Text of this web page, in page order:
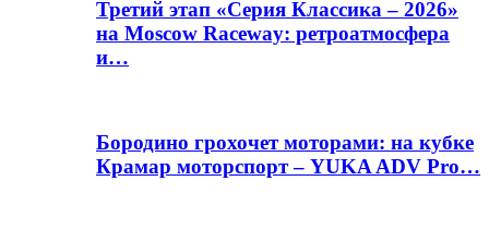
Третий этап «Серия Классика – 2026»
на Moscow Raceway: ретроатмосфера
и…
Бородино грохочет моторами: на кубке
Крамар моторспорт – YUKA ADV Pro…